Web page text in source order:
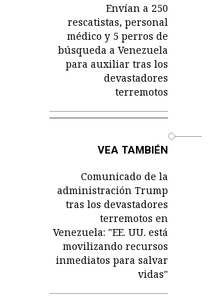
Envían a 250
rescatistas, personal
médico y 5 perros de
búsqueda a Venezuela
para auxiliar tras los
devastadores
terremotos
VEA TAMBIÉN
Comunicado de la
administración Trump
tras los devastadores
terremotos en
Venezuela: "EE. UU. está
movilizando recursos
inmediatos para salvar
vidas"